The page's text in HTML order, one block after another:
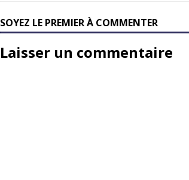
SOYEZ LE PREMIER À COMMENTER
Laisser un commentaire